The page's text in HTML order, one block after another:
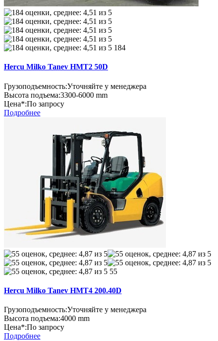
184
Hercu Milko Tanev HMT2 50D
Грузоподъемность:Уточняйте у менеджера
Высота подъема:3300-6000 mm
Цена*:По запросу
Подробнее
55
Hercu Milko Tanev HMT4 200.40D
Грузоподъемность:Уточняйте у менеджера
Высота подъема:4000 mm
Цена*:По запросу
Подробнее